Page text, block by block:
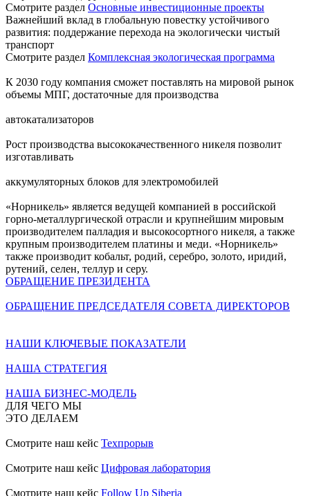
Смотрите раздел Основные инвестиционные проекты
Важнейший вклад в глобальную повестку устойчивого
развития: поддержание перехода на экологически чистый
транспорт
Смотрите раздел Комплексная экологическая программа
К 2030 году компания сможет поставлять на мировой рынок
объемы МПГ, достаточные для производства
автокатализаторов
Рост производства высококачественного никеля позволит
изготавливать
аккумуляторных блоков для электромобилей
«Норникель» является ведущей компанией в российской
горно-металлургической отрасли и крупнейшим мировым
производителем палладия и высокосортного никеля, а также
крупным производителем платины и меди. «Норникель»
также производит кобальт, родий, серебро, золото, иридий,
рутений, селен, теллур и серу.
ОБРАЩЕНИЕ ПРЕЗИДЕНТА
ОБРАЩЕНИЕ ПРЕДСЕДАТЕЛЯ СОВЕТА ДИРЕКТОРОВ
НАШИ КЛЮЧЕВЫЕ ПОКАЗАТЕЛИ
НАША СТРАТЕГИЯ
НАША БИЗНЕС-МОДЕЛЬ
ДЛЯ ЧЕГО МЫ
ЭТО ДЕЛАЕМ
Смотрите наш кейс Техпрорыв
Смотрите наш кейс Цифровая лаборатория
Смотрите наш кейс Follow Up Siberia